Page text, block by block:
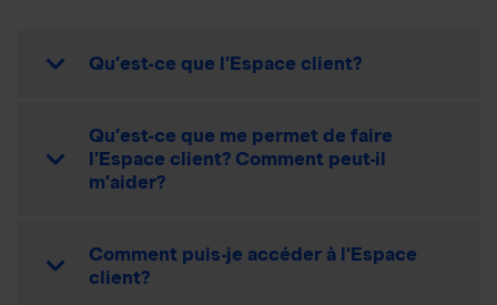
Qu’est-ce que l’Espace client?
Qu’est-ce que me permet de faire
l’Espace client? Comment peut-il
m’aider?
Comment puis-je accéder à l’Espace
client?